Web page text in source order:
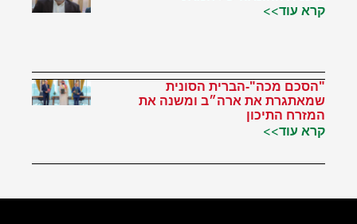
קרא עוד>>
"הסכם מכה"-הברית הסונית
שמאתגרת את ארה״ב ומשנה את
המזרח התיכון
קרא עוד>>